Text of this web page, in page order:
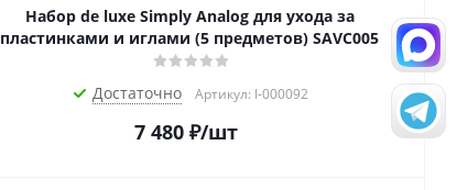
Набор de luxe Simply Analog для ухода за
пластинками и иглами (5 предметов) SAVC005
Достаточно Артикул: I-000092
7 480₽/шт